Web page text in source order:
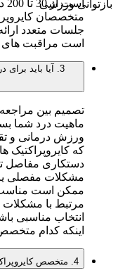
بازتوانی ورزشی
متخصصان
جلسات متعدد
است مراقبت های
3. آیا باید
تصمیم بین مراجعه
ماهیت درد شما
ورزش درمانی و
که کایروپراکتیک
دستکاری مفاصل
مشکلات مفصلی
ممکن است مناسب
مرتبط با
انتخاب مناسبی
اینکه کدام
4. متخصص کایروپراکتیک کیست؟